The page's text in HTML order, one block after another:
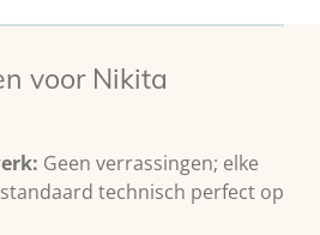
voor Nikita
Geen verrassingen; elke
technisch perfect op